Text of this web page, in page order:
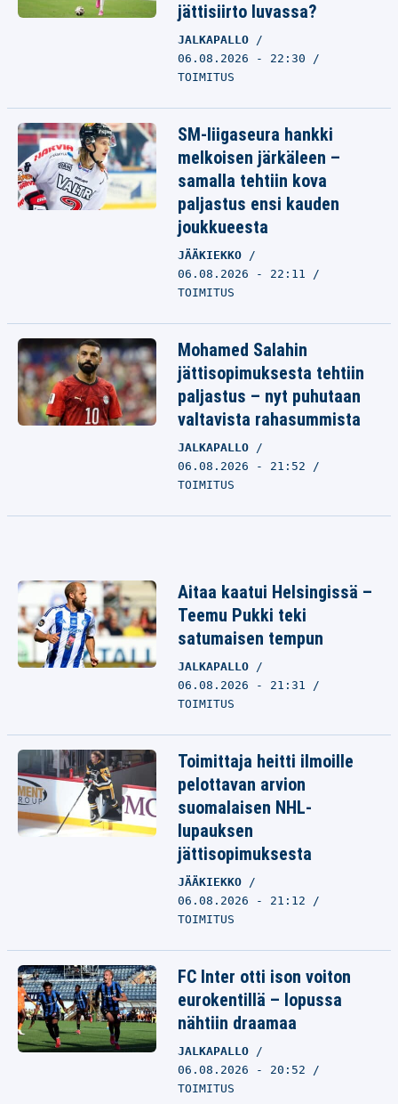
jättisiirto luvassa?
JALKAPALLO
06.08.2026 - 22:30
TOIMITUS
SM-liigaseura hankki
melkoisen järkäleen –
samalla tehtiin kova
paljastus ensi kauden
joukkueesta
JÄÄKIEKKO
06.08.2026 - 22:11
TOIMITUS
Mohamed Salahin
jättisopimuksesta tehtiin
paljastus – nyt puhutaan
valtavista rahasummista
JALKAPALLO
06.08.2026 - 21:52
TOIMITUS
Aitaa kaatui Helsingissä –
Teemu Pukki teki
satumaisen tempun
JALKAPALLO
06.08.2026 - 21:31
TOIMITUS
Toimittaja heitti ilmoille
pelottavan arvion
suomalaisen NHL-
lupauksen
jättisopimuksesta
JÄÄKIEKKO
06.08.2026 - 21:12
TOIMITUS
FC Inter otti ison voiton
eurokentillä – lopussa
nähtiin draamaa
JALKAPALLO
06.08.2026 - 20:52
TOIMITUS